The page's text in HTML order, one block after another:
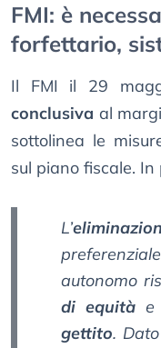
FMI: è
forfettario,
Il FMI il 29
conclusiva al
sottolinea le
sul piano fiscale.
L’
autonomo
di equità e
gettito.